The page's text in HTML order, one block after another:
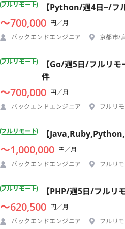
フルリモート 【Python/週4日~/フ
〜700,000 円／月
バックエンドエンジニア
京都市/
フルリモート
【Go/週5日/フルリ
件
〜700,000 円／月
バックエンドエンジニア
フルリ
フルリモート 【
〜1,000,000 円／月
バックエンドエンジニア
フルリ
フルリモート 【PHP/週5日/フルリ
〜620,500 円／月
バックエンドエンジニア
フルリ